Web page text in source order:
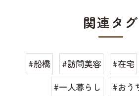
関連タグ
#船橋 #訪問美容 #在宅
#一人暮らし
#おう